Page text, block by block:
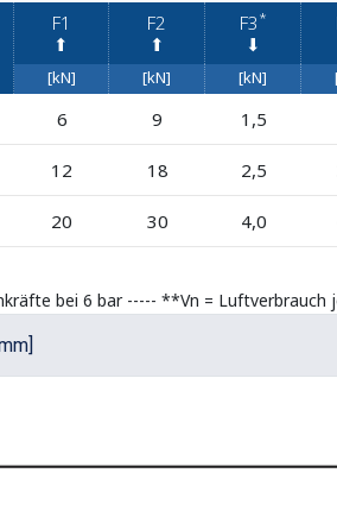
F1
⬆︎
F2
⬆︎
F3 *
⬇︎
[kN] [kN] [kN]
6 9 1,5
12 18 2,5
20 30 4,0
bei 6 bar ----- **Vn = Luftverbrauch